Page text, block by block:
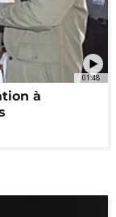
01:48
à